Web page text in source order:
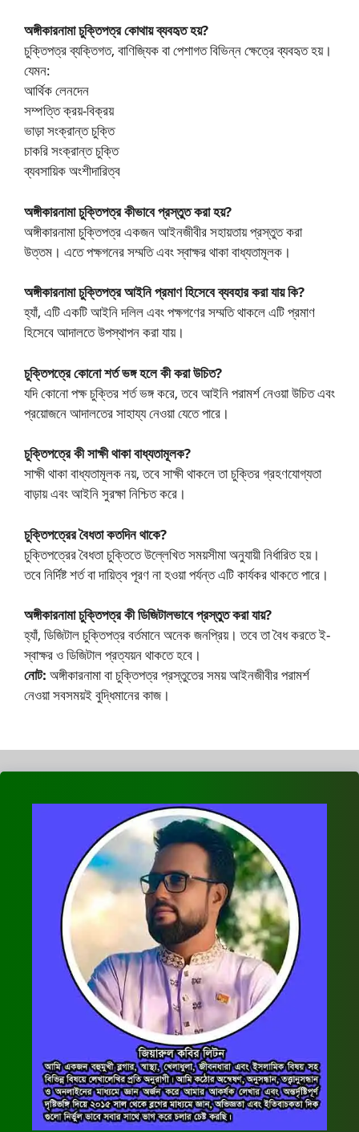
অঙ্গীকারনামা চুক্তিপত্র কোথায় ব্যবহৃত হয়?
চুক্তিপত্র ব্যক্তিগত, বাণিজ্যিক বা পেশাগত বিভিন্ন ক্ষেত্রে ব্যবহৃত হয়।
যেমন:
আর্থিক লেনদেন
সম্পত্তি ক্রয়-বিক্রয়
ভাড়া সংক্রান্ত চুক্তি
চাকরি সংক্রান্ত চুক্তি
ব্যবসায়িক অংশীদারিত্ব
অঙ্গীকারনামা চুক্তিপত্র কীভাবে প্রস্তুত করা হয়?
অঙ্গীকারনামা চুক্তিপত্র একজন আইনজীবীর সহায়তায় প্রস্তুত করা
উত্তম। এতে পক্ষগনের সম্মতি এবং স্বাক্ষর থাকা বাধ্যতামূলক।
অঙ্গীকারনামা চুক্তিপত্র আইনি প্রমাণ হিসেবে ব্যবহার করা যায় কি?
হ্যাঁ, এটি একটি আইনি দলিল এবং পক্ষগণের সম্মতি থাকলে এটি প্রমাণ
হিসেবে আদালতে উপস্থাপন করা যায়।
চুক্তিপত্রে কোনো শর্ত ভঙ্গ হলে কী করা উচিত?
যদি কোনো পক্ষ চুক্তির শর্ত ভঙ্গ করে, তবে আইনি পরামর্শ নেওয়া উচিত এবং
প্রয়োজনে আদালতের সাহায্য নেওয়া যেতে পারে।
চুক্তিপত্রে কী সাক্ষী থাকা বাধ্যতামূলক?
সাক্ষী থাকা বাধ্যতামূলক নয়, তবে সাক্ষী থাকলে তা চুক্তির গ্রহণযোগ্যতা
বাড়ায় এবং আইনি সুরক্ষা নিশ্চিত করে।
চুক্তিপত্রের বৈধতা কতদিন থাকে?
চুক্তিপত্রের বৈধতা চুক্তিতে উল্লেখিত সময়সীমা অনুযায়ী নির্ধারিত হয়।
তবে নির্দিষ্ট শর্ত বা দায়িত্ব পূরণ না হওয়া পর্যন্ত এটি কার্যকর থাকতে পারে।
অঙ্গীকারনামা চুক্তিপত্র কী ডিজিটালভাবে প্রস্তুত করা যায়?
হ্যাঁ, ডিজিটাল চুক্তিপত্র বর্তমানে অনেক জনপ্রিয়। তবে তা বৈধ করতে ই-
স্বাক্ষর ও ডিজিটাল প্রত্যয়ন থাকতে হবে।
নোট: অঙ্গীকারনামা বা চুক্তিপত্র প্রস্তুতের সময় আইনজীবীর পরামর্শ
নেওয়া সবসময়ই বুদ্ধিমানের কাজ।